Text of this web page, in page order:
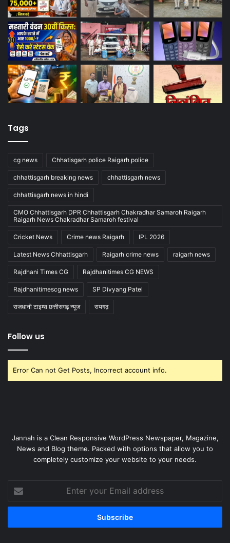
Tags
cg news Chhatisgarh police Raigarh police
chhattisgarh breaking news chhattisgarh news
chhattisgarh news in hindi
CMO Chhattisgarh DPR Chhattisgarh Chakradhar Samaroh Raigarh
Raigarh News Chakradhar Samaroh festival
Cricket News Crime news Raigarh IPL 2026
Latest News Chhattisgarh Raigarh crime news raigarh news
Rajdhani Times CG Rajdhanitimes CG NEWS
Rajdhanitimescg news SP Divyang Patel
राजधानी टाइम्स छत्तीसगढ़ न्यूज रायगढ़
Follow us
Error Can not Get Posts, Incorrect account info.
Jannah is a Clean Responsive WordPress Newspaper, Magazine,
News and Blog theme. Packed with options that allow you to
completely customize your website to your needs.
your
Email